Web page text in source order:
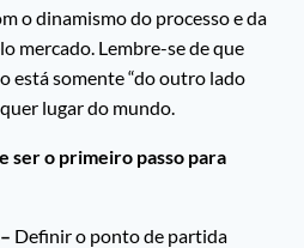
o dinamismo do processo e da
mercado. Lembre-se de que
está somente “do outro lado
lugar do mundo.
ser o primeiro passo para
Definir o ponto de partida